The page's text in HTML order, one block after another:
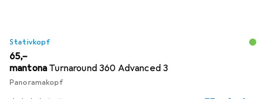
Stativkopf
EUR
65,–
mantona Turnaround 360 Advanced 3
Panoramakopf